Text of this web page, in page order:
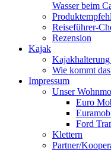
Wasser beim
Reiseführer-
Rezension
Kajak
Wie kommt
Impressum
Unser
Euro
Ford
Klettern
Partner/